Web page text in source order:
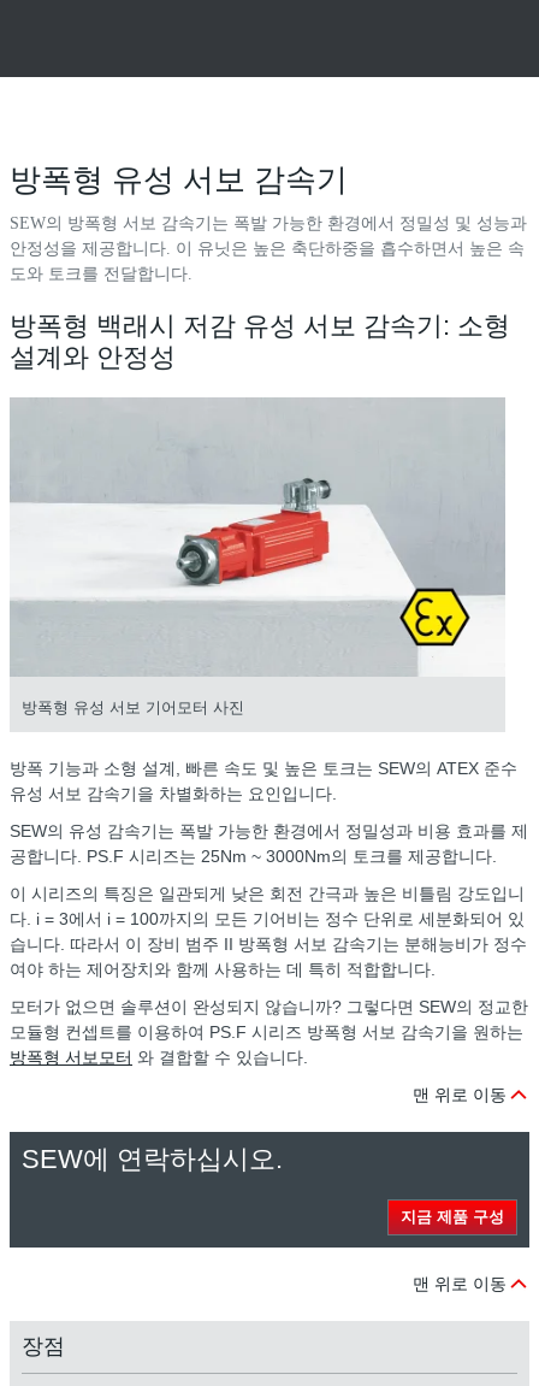
방폭형 유성 서보 감속기
SEW의 방폭형 서보 감속기는 폭발 가능한 환경에서 정밀성 및 성능과
안정성을 제공합니다. 이 유닛은 높은 축단하중을 흡수하면서 높은 속
도와 토크를 전달합니다.
방폭형 백래시 저감 유성 서보 감속기: 소형
설계와 안정성
방폭형 유성 서보 기어모터 사진
방폭 기능과 소형 설계, 빠른 속도 및 높은 토크는 SEW의 ATEX 준수
유성 서보 감속기을 차별화하는 요인입니다.
SEW의 유성 감속기는 폭발 가능한 환경에서 정밀성과 비용 효과를 제
공합니다. PS.F 시리즈는 25Nm ~ 3000Nm의 토크를 제공합니다.
이 시리즈의 특징은 일관되게 낮은 회전 간극과 높은 비틀림 강도입니
다. i = 3에서 i = 100까지의 모든 기어비는 정수 단위로 세분화되어 있
습니다. 따라서 이 장비 범주 II 방폭형 서보 감속기는 분해능비가 정수
여야 하는 제어장치와 함께 사용하는 데 특히 적합합니다.
모터가 없으면 솔루션이 완성되지 않습니까? 그렇다면 SEW의 정교한
모듈형 컨셉트를 이용하여 PS.F 시리즈 방폭형 서보 감속기을 원하는
방폭형 서보모터 와 결합할 수 있습니다.
맨 위로 이동
SEW에 연락하십시오.
지금 제품 구성
맨 위로 이동
장점